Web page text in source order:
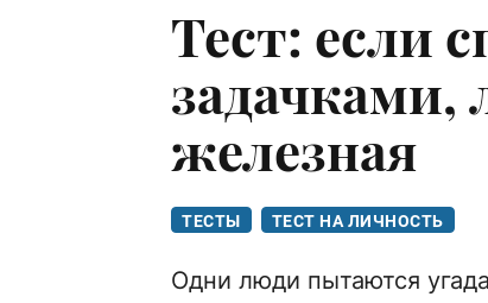
Тест: если
задачками,
железная
ТЕСТЫ ТЕСТ НА ЛИЧНОСТЬ
Одни люди пытаются